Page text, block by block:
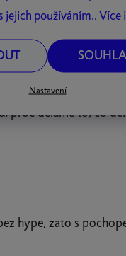
jejich používáním..
Nastavení
pauzu, ale
proč děláme to, co
hype, zato s